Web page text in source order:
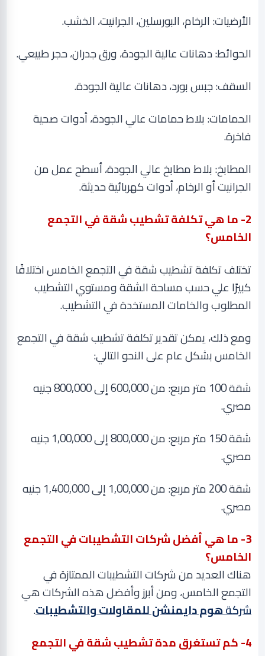
الأرضيات: الرخام، البورسلين، الجرانيت، الخشب.
الحوائط: دهانات عالية الجودة، ورق جدران، حجر طبيعي.
السقف: جبس بورد، دهانات عالية الجودة.
الحمامات: بلاط حمامات عالي الجودة، أدوات صحية
فاخرة.
المطابخ: بلاط مطابخ عالي الجودة، أسطح عمل من
الجرانيت أو الرخام، أدوات كهربائية حديثة.
2- ما هي تكلفة تشطيب شقة في التجمع
الخامس؟
تختلف تكلفة تشطيب شقة في التجمع الخامس اختلافًا
كبيرًا علي حسب مساحة الشقة ومستوي التشطيب
المطلوب والخامات المستخدة في التشطيب.
ومع ذلك، يمكن تقدير تكلفة تشطيب شقة في التجمع
الخامس بشكل عام على النحو التالي:
شقة 100 متر مربع: من 600,000 إلى 800,000 جنيه
مصري.
شقة 150 متر مربع: من 800,000 إلى 1,00,000 جنيه
مصري.
شقة 200 متر مربع: من 1,00,000 إلى 1,400,000 جنيه
مصري.
3- ما هي أفضل شركات التشطيبات في التجمع
الخامس؟
هناك العديد من شركات التشطيبات الممتازة في
التجمع الخامس، ومن أبرز وأفضل هذه الشركات هي
شركةهوم دايمنشن للمقاولات والتشطيبات.
4- كم تستغرق مدة تشطيب شقة في التجمع